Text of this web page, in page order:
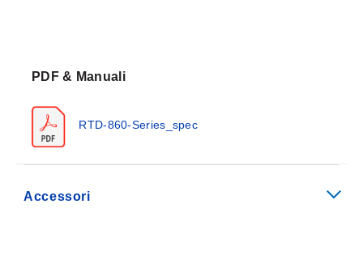
un montaggio comodo, e il sensore è fornito con 1
PDF & Manuali
RTD-860-Series_spec
Accessori